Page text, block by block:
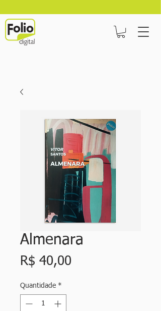
Almenara
R$ 40,00Preço
Quantidade *